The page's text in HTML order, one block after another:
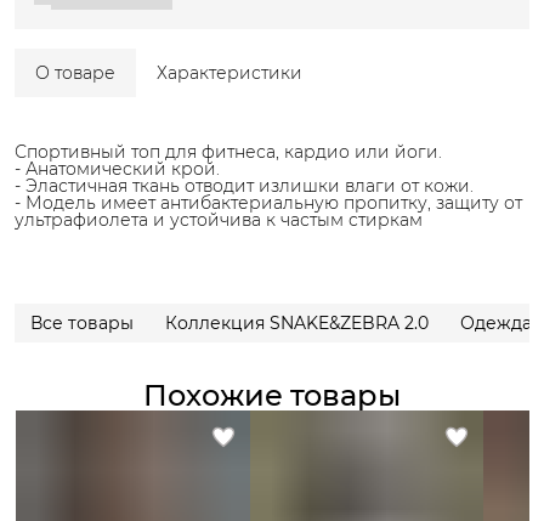
О товаре Характеристики
Спортивный топ для фитнеса, кардио или йоги.
- Анатомический крой.
- Эластичная ткань отводит излишки влаги от кожи.
- Модель имеет антибактериальную пропитку, защиту от
ультрафиолета и устойчива к частым стиркам
Все товары Коллекция SNAKE&ZEBRA 2.0 Одежда
Похожие товары